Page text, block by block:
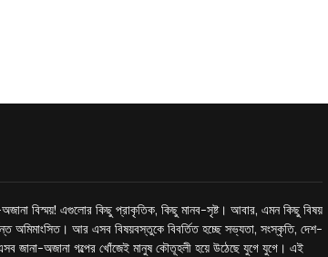
বিস্ময়! এগুলোর কিছু প্রাকৃতিক, কিছু মানব-সৃষ্ট। আবার, এমন কিছু বিষয়
অমিমাংসিত। আর এসব বিষয়বস্তুকে বিবর্তিত হচ্ছে সভ্যতা, সংস্কৃতি, দেশ-
জানা-অজানা গল্পের খোঁজেই মানুষ কৌতূহলী হয়ে উঠেছে যুগে যুগে। এই